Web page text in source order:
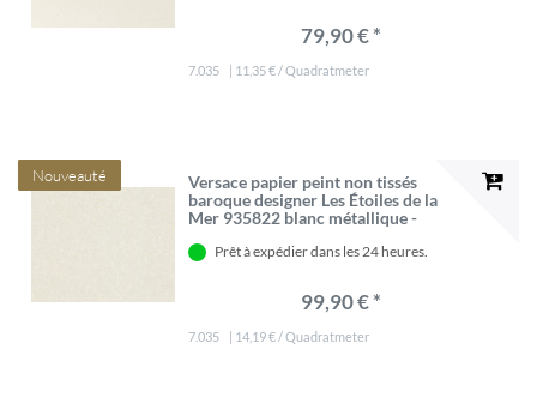
79,90 € *
7.035 | 11,35 € / Quadratmeter
Nouveauté
Versace papier peint non tissés
baroque designer Les Étoiles de la
Mer 935822 blanc métallique -
Prêt à expédier dans les 24 heures.
99,90 € *
7.035 | 14,19 € / Quadratmeter